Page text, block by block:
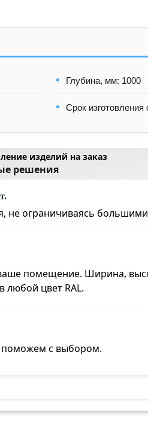
Глубина, мм: 1000
Срок изготовления
изделий на заказ
решения
не ограничиваясь
помещение. Ширина,
любой цвет RAL.
с выбором.